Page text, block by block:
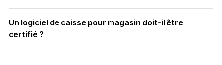
Un logiciel de caisse pour magasin doit-il être
certifié ?